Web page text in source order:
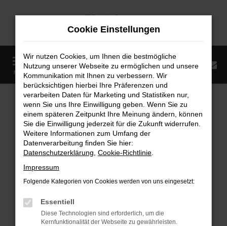
Zum
MENÜ
Startseite Fahrzeugangebote Fahrzeugmarkt
Fahrzeugmarkt
Fehler: Network Error
Beim Laden ist ein Fehler aufgetreten.
Hier sind ein paar Tipps, die dir helfen können:
Überprüfe deine Firewall und deine
Internetverbindung.
Cookie Einstellungen
Wir nutzen Cookies, um Ihnen die bestmögliche
Nutzung unserer Webseite zu ermöglichen und unsere
Kommunikation mit Ihnen zu verbessern. Wir
berücksichtigen hierbei Ihre Präferenzen und
verarbeiten Daten für Marketing und Statistiken nur,
wenn Sie uns Ihre Einwilligung geben. Wenn Sie zu
einem späteren Zeitpunkt Ihre Meinung ändern, können
Sie die Einwilligung jederzeit für die Zukunft widerrufen.
Weitere Informationen zum Umfang der
Datenverarbeitung finden Sie hier:
Datenschutzerklärung Cookie-Richtlinie
Impressum
Folgende Kategorien von Cookies werden von uns eingesetzt:
Essentiell
Diese Technologien sind erforderlich, um die
Kernfunktionalität der Webseite zu gewährleisten.